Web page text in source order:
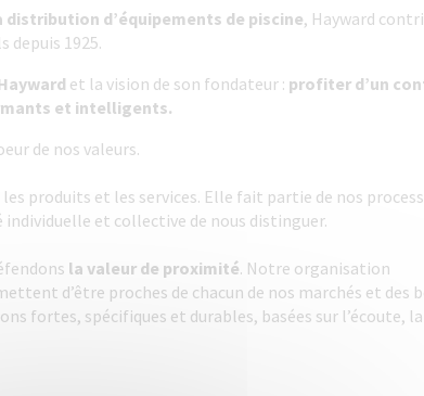
d’équipements de piscine, Hayward
depuis 1925.
et la vision de son fondateur : profiter d’un
et intelligents.
de nos valeurs.
produits et les services. Elle fait partie de nos
et collective de nous distinguer.
la valeur de proximité. Notre organisation
d’être proches de chacun de nos marchés et des
fortes, spécifiques et durables, basées sur l’écoute, la